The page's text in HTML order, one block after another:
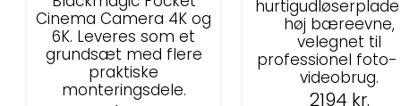
Cinema Camera 4K og
6K. Leveres som et
grundsæt med flere
praktiske
monteringsdele.
høj bæreevne,
velegnet til
professionel foto-
videobrug.
2194 kr.